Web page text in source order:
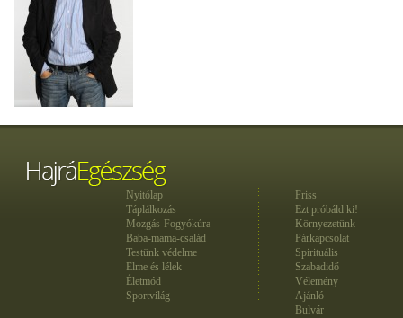
Nyitólap
Táplálkozás
Mozgás-Fogyókúra
Baba-mama-család
Testünk védelme
Elme és lélek
Életmód
Sportvilág
Friss
Ezt próbáld ki!
Környezetünk
Párkapcsolat
Spirituális
Szabadidő
Vélemény
Ajánló
Bulvár